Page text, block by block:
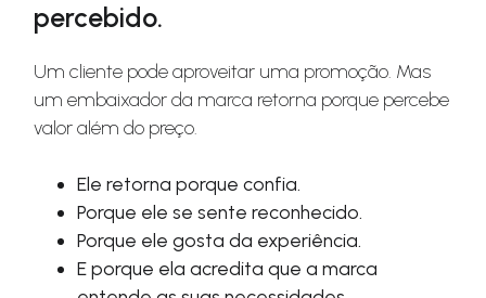
percebido.
Um cliente pode aproveitar uma promoção. Mas
um embaixador da marca retorna porque percebe
valor além do preço.
Ele retorna porque confia.
Porque ele se sente reconhecido.
Porque ele gosta da experiência.
E porque ela acredita que a marca